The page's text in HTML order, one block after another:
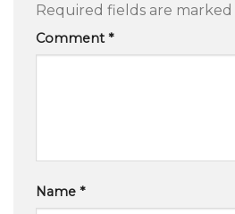
Required fields are marked
Comment*
Name *